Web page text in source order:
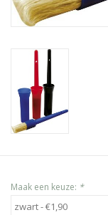
Maak een keuze: *